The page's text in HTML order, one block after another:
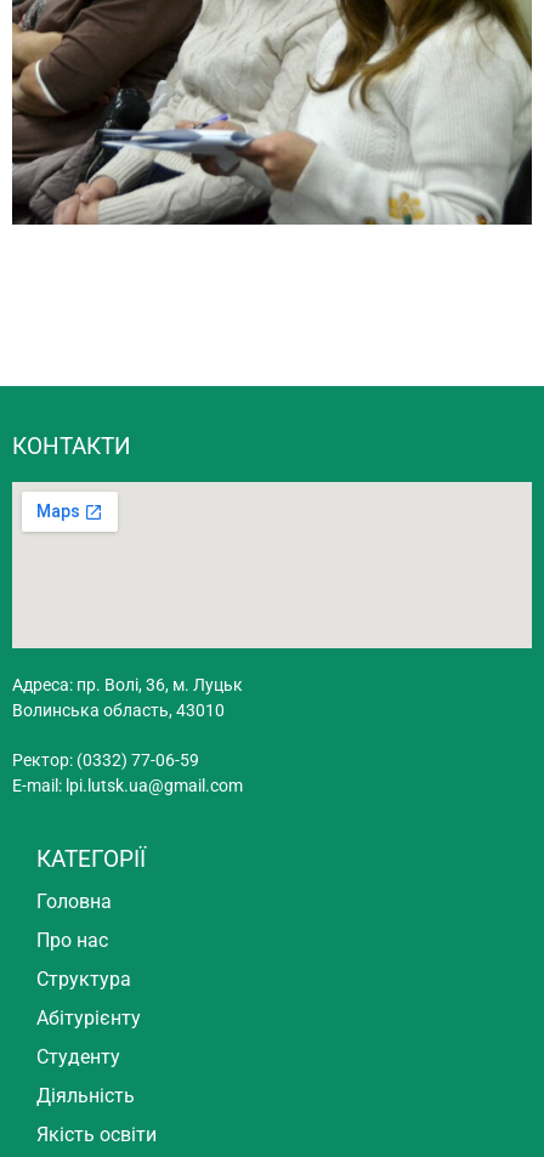
КОНТАКТИ
Адреса: пр. Волі, 36, м. Луцьк
Волинська область, 43010
Ректор: (0332) 77-06-59
E-mail: lpi.lutsk.ua@gmail.com
КАТЕГОРІЇ
Головна
Про нас
Структура
Абітурієнту
Студенту
Діяльність
Якість освіти